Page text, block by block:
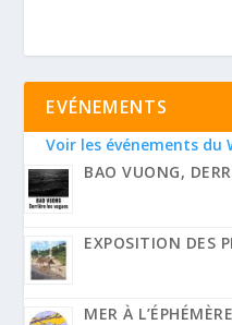
EVÉNEMENTS
Voir les événements du
BAO VUONG,
EXPOSITION DES
MER À L’ÉPHÉMÈRE